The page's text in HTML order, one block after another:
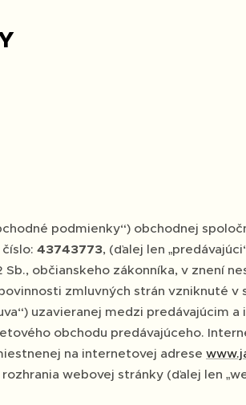
podmienky“) obchodnej
43743773, (ďalej len
Sb., občianskeho zákonníka, v znení
zmluvných strán vzniknuté v
uzavieranej medzi predávajúcim
obchodu predávajúceho.
na internetovej adrese
webovej stránky (ďalej len